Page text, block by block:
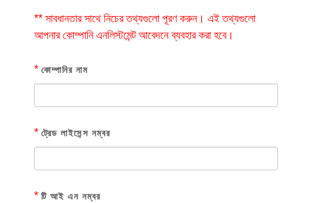
** সাবধানতার সাথে নিচের তথ্যগুলো পূরণ করুন। এই তথ্যগুলো
আপনার কোম্পানি এনলিস্টমেন্ট আবেদনে ব্যবহার করা হবে।
* কোম্পানির নাম
* ট্রেড লাইসেন্স নম্বর
* টি আই এন নম্বর